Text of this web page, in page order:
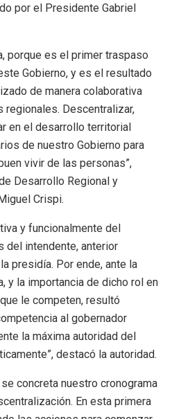
por el Presidente Gabriel
porque es el primer traspaso
Gobierno, y es el resultado
de manera colaborativa
regionales. Descentralizar,
en el desarrollo territorial
de nuestro Gobierno para
vivir de las personas”,
Desarrollo Regional y
Crispi.
y funcionalmente del
del intendente, anterior
presidía. Por ende, ante la
y la importancia de dicho rol en
le competen, resultó
al gobernador
la máxima autoridad del
destacó la autoridad.
concreta nuestro cronograma
En esta primera